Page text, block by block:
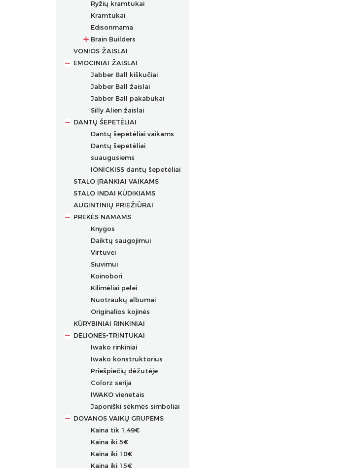
Ryžių kramtukai
Kramtukai
Edisonmama
Brain Builders
Žaislų rinkiniai
Žaislai nuo gimimo
Žaislai nuo 2+ mėn.
Žaislai nuo 3+ mėn.
Žaislai nuo 4+ mėn.
Žaislai nuo 5+ mėn.
Žaislai nuo 6+ mėn.
Žaislai nuo 7+ mėn.
VONIOS ŽAISLAI
EMOCINIAI ŽAISLAI
Jabber Ball kiškučiai
Jabber Ball žaislai
Jabber Ball pakabukai
Silly Alien žaislai
DANTŲ ŠEPETĖLIAI
Dantų šepetėliai vaikams
Dantų šepetėliai
suaugusiems
IONICKISS dantų šepetėliai
STALO ĮRANKIAI VAIKAMS
STALO INDAI KŪDIKIAMS
AUGINTINIŲ PRIEŽIŪRAI
PREKĖS NAMAMS
Knygos
Daiktų saugojimui
Virtuvei
Siuvimui
Koinobori
Kilimėliai pelei
Nuotraukų albumai
Originalios kojinės
KŪRYBINIAI RINKINIAI
DĖLIONĖS-TRINTUKAI
Iwako rinkiniai
Iwako konstruktorius
Priešpiečių dėžutėje
Colorz serija
IWAKO vienetais
Japoniški sėkmės simboliai
DOVANOS VAIKŲ GRUPĖMS
Kaina tik 1,49€
Kaina iki 5€
Kaina iki 10€
Kaina iki 15€